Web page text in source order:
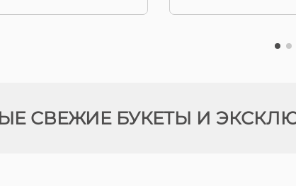
СВЕЖИЕ БУКЕТЫ И